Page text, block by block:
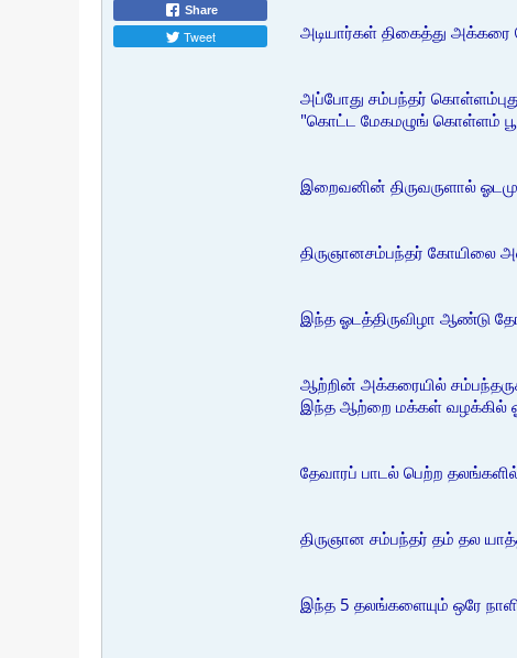
Share
Tweet அடியார்கள் திகைத்து அக்கரை
அப்போது சம்பந்தர்
"கொட்ட மேகமழுங் கொள்ளம்
இறைவனின் திருவருளால்
திருஞானசம்பந்தர் கோயிலை
இந்த ஓடத்திருவிழா ஆண்டு
ஆற்றின் அக்கரையில்
இந்த ஆற்றை மக்கள் வழக்கில்
தேவாரப் பாடல் பெற்ற
திருஞான சம்பந்தர் தம் தல
இந்த 5 தலங்களையும் ஒரே நாளில்